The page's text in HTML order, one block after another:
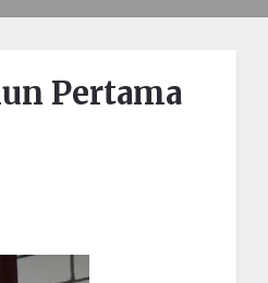
Pertama